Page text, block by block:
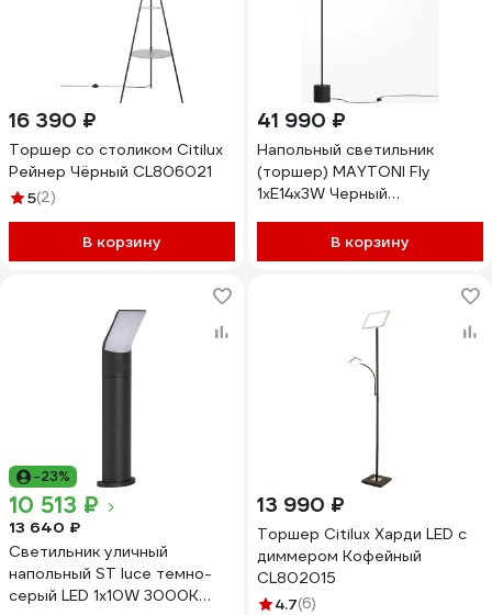
16 390 ₽
Торшер со столиком Citilux
Рейнер Чёрный CL806021
5(2)
В корзину
41 990 ₽
Напольный светильник
(торшер) MAYTONI Fly
1xE14x3W Черный
В корзину
-23%
10 513 ₽
13 640 ₽
Светильник уличный
напольный ST luce темно-
серый LED 1х10W 3000K
13 990 ₽
Торшер Citilux Харди LED с
диммером Кофейный
CL802015
4.7(6)